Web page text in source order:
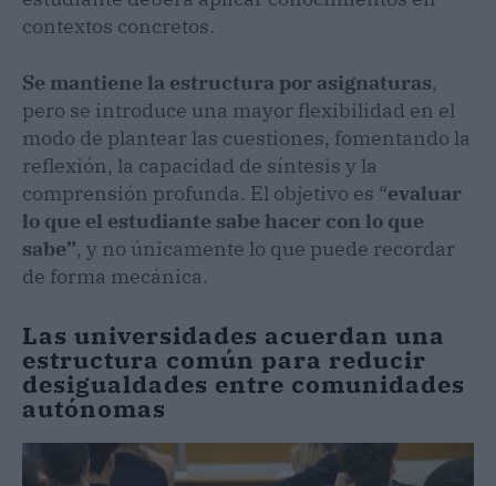
contextos concretos.
Se mantiene la estructura por asignaturas,
pero se introduce una mayor flexibilidad en el
modo de plantear las cuestiones, fomentando la
reflexión, la capacidad de síntesis y la
comprensión profunda. El objetivo es “evaluar
lo que el estudiante sabe hacer con lo que
sabe”, y no únicamente lo que puede recordar
de forma mecánica.
Las universidades acuerdan una
estructura común para reducir
desigualdades entre comunidades
autónomas